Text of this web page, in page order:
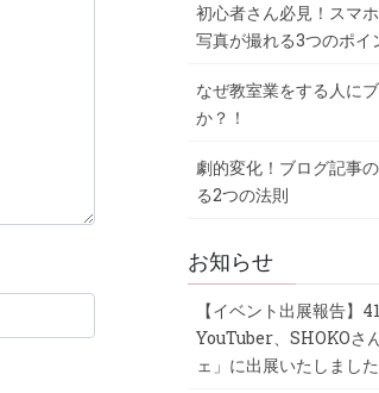
初心者さん必見！スマ
写真が撮れる3つのポイ
なぜ教室業をする人に
か？！
劇的変化！ブログ記事
る2つの法則
お知らせ
【イベント出展報告】
YouTuber、SHOKOさ
ェ」に出展いたしました